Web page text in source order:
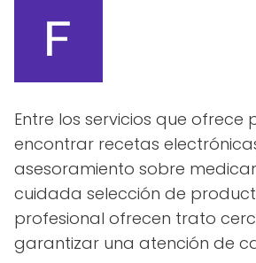
Entre los servicios que ofrece
encontrar recetas
asesoramiento sobre
cuidada selección de
profesional ofrecen trato
garantizar una atención de